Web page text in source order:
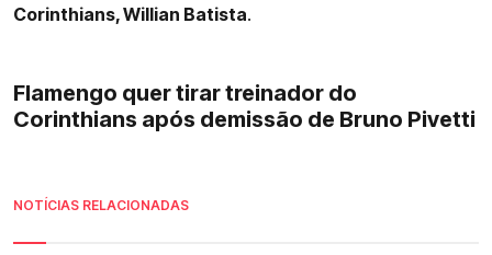
Corinthians, Willian Batista.
Flamengo quer tirar treinador do
Corinthians após demissão de Bruno Pivetti
NOTÍCIAS RELACIONADAS